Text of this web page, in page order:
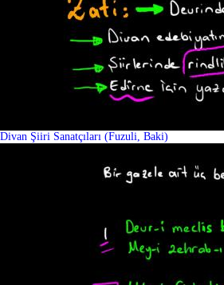
Divan Şiiri Sanatçıları (Fuzuli, Baki)